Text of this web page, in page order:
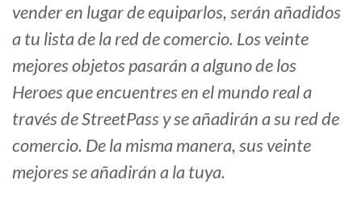
vender en lugar de equiparlos, serán añadidos
a tu lista de la red de comercio. Los veinte
mejores objetos pasarán a alguno de los
Heroes que encuentres en el mundo real a
través de StreetPass y se añadirán a su red de
comercio. De la misma manera, sus veinte
mejores se añadirán a la tuya.